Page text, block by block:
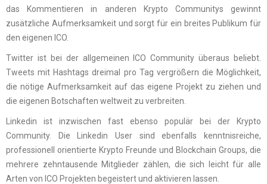
das Kommentieren in anderen Krypto Communitys gewinnt
zusätzliche Aufmerksamkeit und sorgt für ein breites Publikum für
den eigenen ICO.
Twitter ist bei der allgemeinen ICO Community überaus beliebt.
Tweets mit Hashtags dreimal pro Tag vergrößern die Möglichkeit,
die nötige Aufmerksamkeit auf das eigene Projekt zu ziehen und
die eigenen Botschaften weltweit zu verbreiten.
Linkedin ist inzwischen fast ebenso populär bei der Krypto
Community. Die Linkedin User sind ebenfalls kenntnisreiche,
professionell orientierte Krypto Freunde und Blockchain Groups, die
mehrere zehntausende Mitglieder zählen, die sich leicht für alle
Arten von ICO Projekten begeistert und aktivieren lassen.